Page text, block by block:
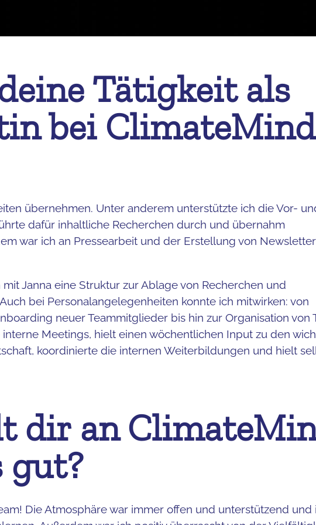
Tätigkeit als
bei ClimateMind
übernehmen. Unter anderem unterstützte ich die Vor-
dafür inhaltliche Recherchen durch und übernahm
war ich an Pressearbeit und der Erstellung von
Janna eine Struktur zur Ablage von Recherchen und
bei Personalangelegenheiten konnte ich mitwirken: von
neuer Teammitglieder bis hin zur Organisation von
Meetings, hielt einen wöchentlichen Input zu den
koordinierte die internen Weiterbildungen und hielt
dir an
gut?
Die Atmosphäre war immer offen und unterstützend